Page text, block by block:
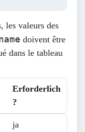
les valeurs des
doivent être
dans le tableau
Erforderlich
?
Erforderlich
ja